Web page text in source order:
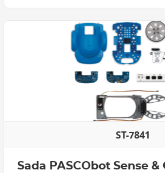
ST-7841
Sada PASCObot Sense